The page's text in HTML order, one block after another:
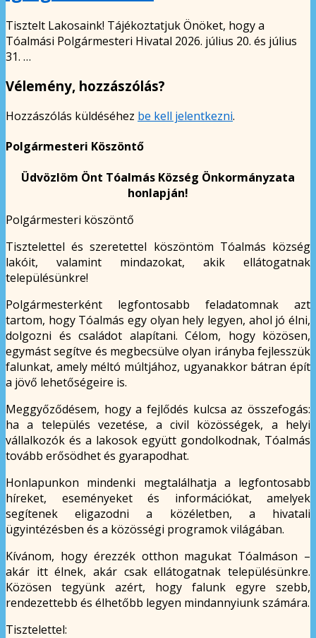
Tisztelt Lakosaink! Tájékoztatjuk Önöket, hogy a
Tóalmási Polgármesteri Hivatal 2026. július 20. és július
31. …
Vélemény, hozzászólás?
Hozzászólás küldéséhez be kell jelentkezni.
Polgármesteri Köszöntő
Üdvözlöm Önt Tóalmás Község Önkormányzata
honlapján!
Polgármesteri köszöntő
Tisztelettel és szeretettel köszöntöm Tóalmás község
lakóit, valamint mindazokat, akik ellátogatnak
településünkre!
Polgármesterként legfontosabb feladatomnak azt
tartom, hogy Tóalmás egy olyan hely legyen, ahol jó élni,
dolgozni és családot alapítani. Célom, hogy közösen,
egymást segítve és megbecsülve olyan irányba fejlesszük
falunkat, amely méltó múltjához, ugyanakkor bátran épít
a jövő lehetőségeire is.
Meggyőződésem, hogy a fejlődés kulcsa az összefogás:
ha a település vezetése, a civil közösségek, a helyi
vállalkozók és a lakosok együtt gondolkodnak, Tóalmás
tovább erősödhet és gyarapodhat.
Honlapunkon mindenki megtalálhatja a legfontosabb
híreket, eseményeket és információkat, amelyek
segítenek eligazodni a közéletben, a hivatali
ügyintézésben és a közösségi programok világában.
Kívánom, hogy érezzék otthon magukat Tóalmáson –
akár itt élnek, akár csak ellátogatnak településünkre.
Közösen tegyünk azért, hogy falunk egyre szebb,
rendezettebb és élhetőbb legyen mindannyiunk számára.
Tisztelettel: